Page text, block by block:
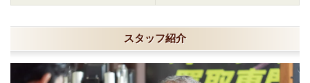
スタッフ紹介